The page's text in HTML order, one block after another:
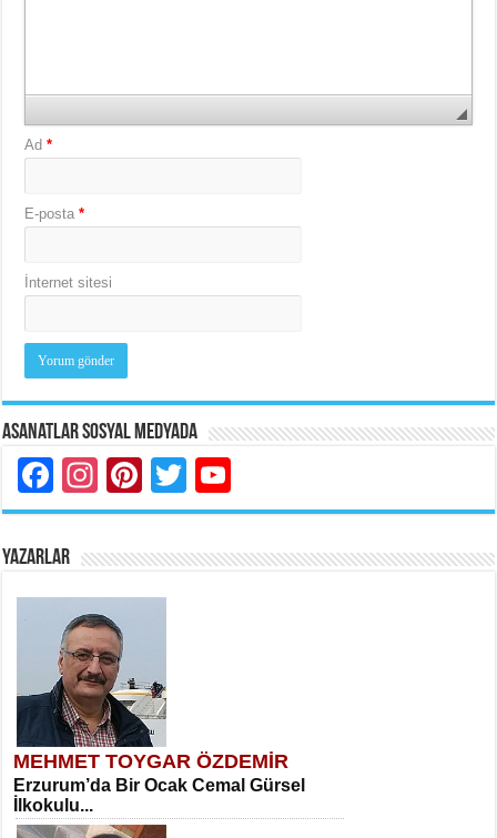
Ad*
E-posta*
İnternet sitesi
Asanatlar Sosyal Medyada
Facebook
Instagram
Pinterest
Twitter
YAZARLAR
MEHMET TOYGAR ÖZDEMİR
Erzurum’da Bir Ocak Cemal Gürsel
İlkokulu...